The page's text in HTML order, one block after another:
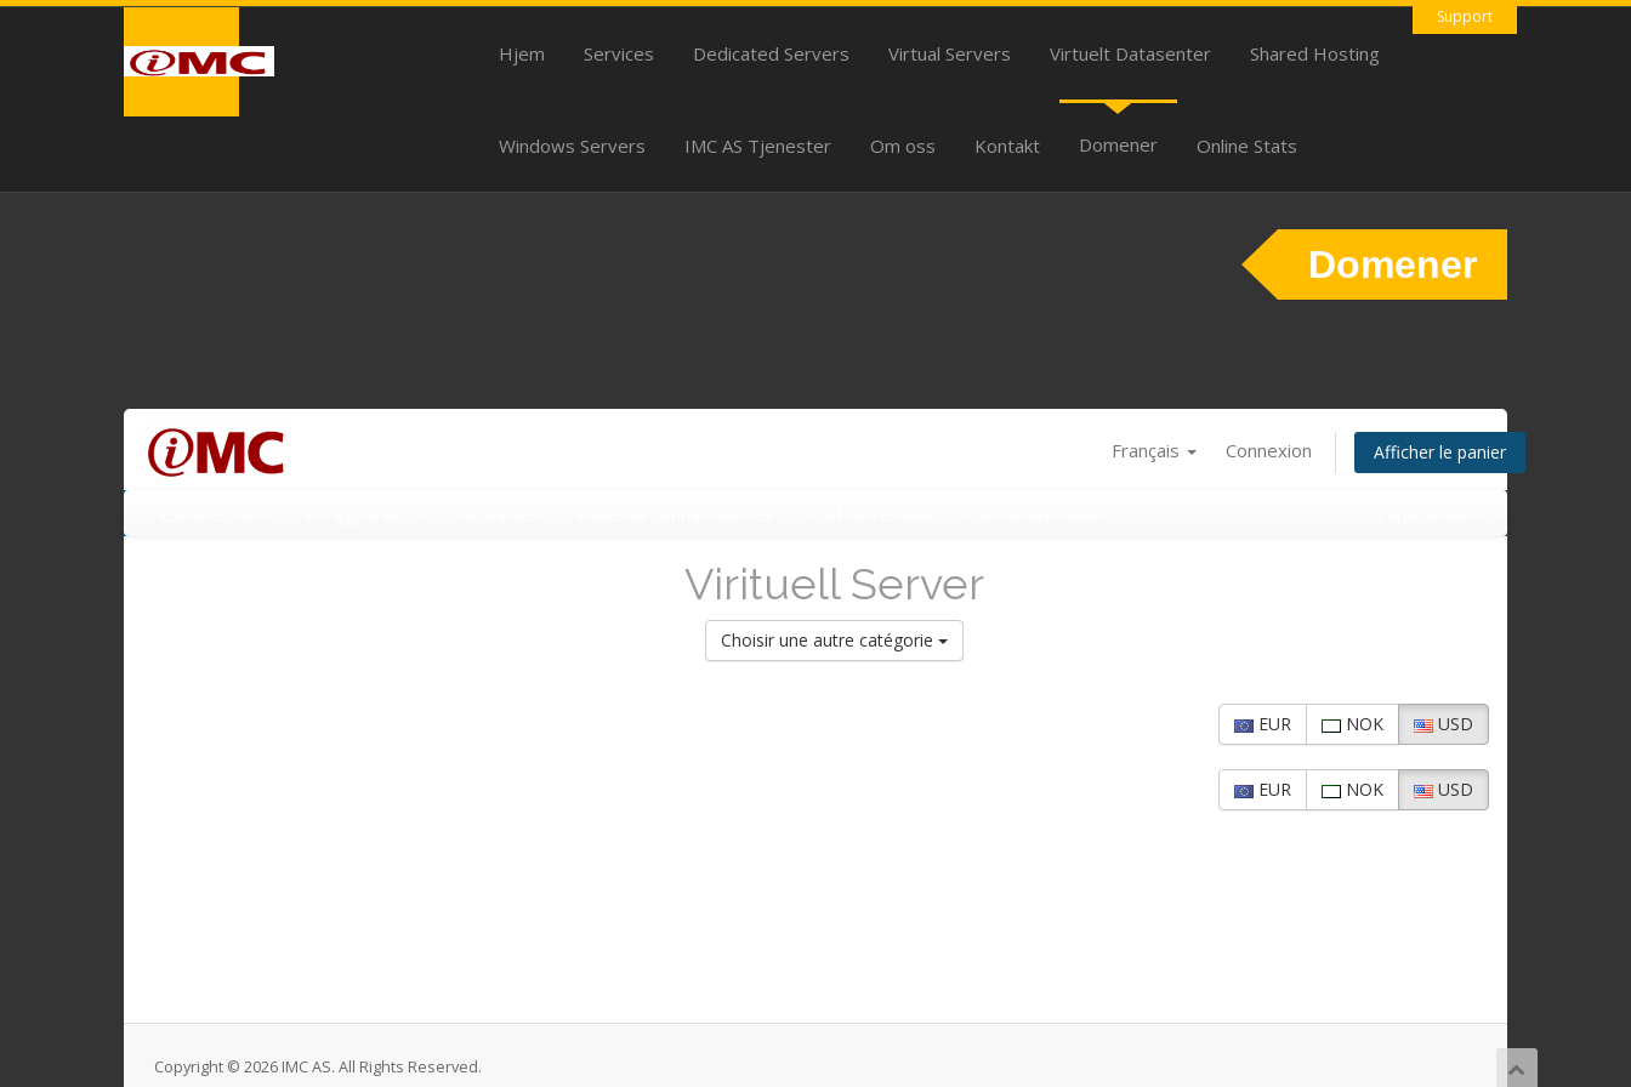
Support
Hjem Services Dedicated Servers Virtual Servers Virtuelt Datasenter Shared Hosting
Windows Servers IMC AS Tjenester Om oss Kontakt Domener Online Stats
Domener
Français Connexion Afficher le panier
Virituell Server
Choisir une autre catégorie
EUR NOK USD
EUR NOK USD
Copyright © 2026 IMC AS. All Rights Reserved.